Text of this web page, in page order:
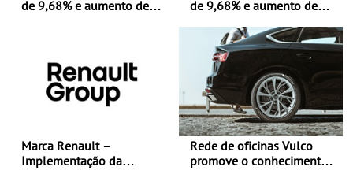
de 9,68% e aumento de
de 9,68% e aumento de
plug-in
Marca Renault –
Implementação da
Rede de oficinas Vulco
promove o conhecimento